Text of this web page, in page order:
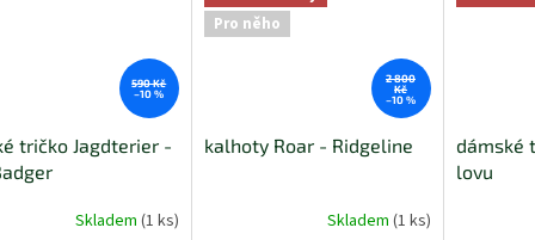
590 Kč
–10 %
tričko Jagdterier -
Skladem (1 ks)
Pro něho
2 800
Kč
–10 %
kalhoty Roar - Ridgeline
Skladem (1 ks)
dámské
lovu